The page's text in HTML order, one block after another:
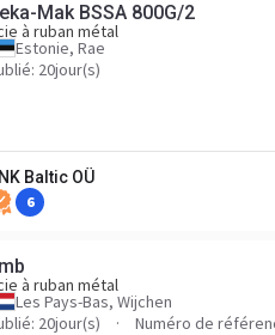
Mak BSSA 800G/2
à ruban métal
Estonie, Rae
20jour(s)
Baltic OÜ
6
à ruban métal
Les Pays-Bas, Wijchen
20jour(s)
Numéro de